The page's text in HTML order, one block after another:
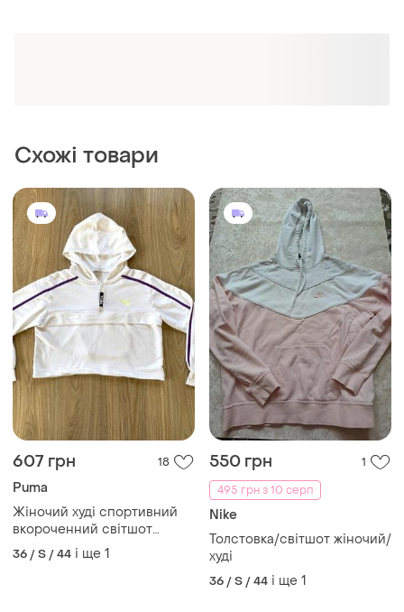
Схожі товари
607 грн 18
Puma
Жіночий худі спортивний
вкороченний світшот
бавовняний з капюшоном
36 / S / 44 і ще 1
550 грн
1
495 грн з 10 серп
Nike
Толстовка/світшот жіночий/
худі
36 / S / 44 і ще 1